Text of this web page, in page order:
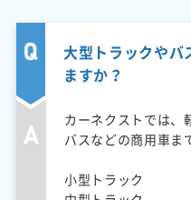
大型トラックやバ
ますか？
カーネクストでは、
バスなどの商用車ま
小型トラック